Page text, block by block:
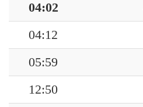
04:02
04:12
05:59
12:50